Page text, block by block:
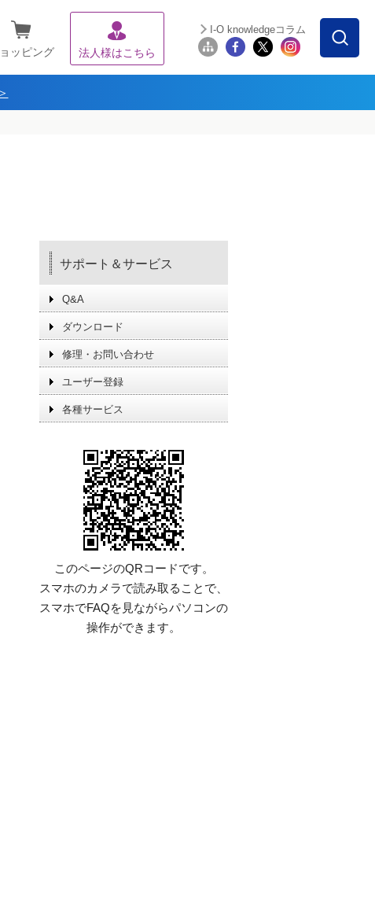
ッピング 法人様はこちら
I-O knowledgeコラム
サポート＆サービス
Q&A
ダウンロード
修理・お問い合わせ
ユーザー登録
各種サービス
このページのQRコードです。
スマホのカメラで読み取ることで、
スマホでFAQを見ながらパソコンの
操作ができます。